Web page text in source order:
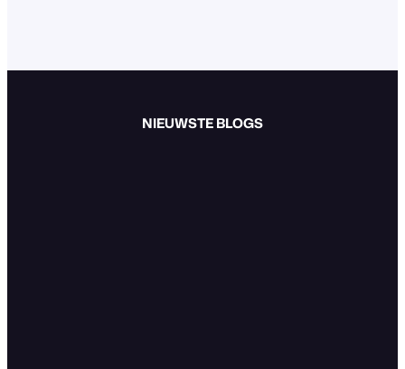
NIEUWSTE BLOGS